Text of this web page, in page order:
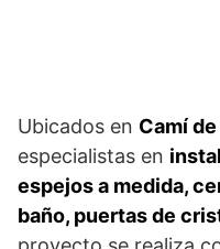
Ubicados en Camí
especialistas en
espejos a medida,
baño, puertas de